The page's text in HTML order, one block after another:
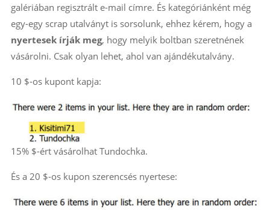
galériában regisztrált e-mail címre. És kategóriánként még
egy-egy scrap utalványt is sorsolunk, ehhez kérem, hogy a
nyertesek írják meg, hogy melyik boltban szeretnének
vásárolni. Csak olyan lehet, ahol van ajándékutalvány.
10 $-os kupont kapja:
15% $-ért vásárolhat Tundochka.
És a 20 $-os kupon szerencsés nyertese: